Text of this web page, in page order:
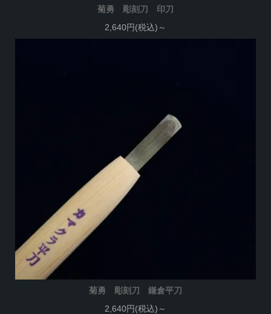
菊勇 彫刻刀 印刀
2,640円(税込)～
菊勇 彫刻刀 鎌倉平刀
2,640円(税込)～